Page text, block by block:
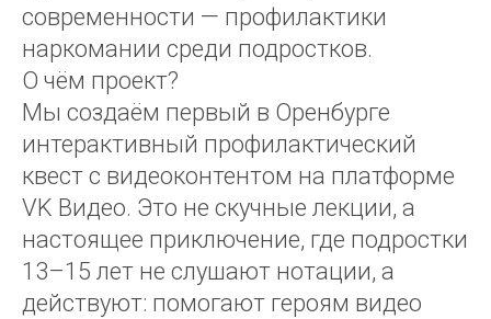
современности — профилактики
наркомании среди подростков.
О чём проект?
Мы создаём первый в Оренбурге
интерактивный профилактический
квест с видеоконтентом на платформе
VK Видео. Это не скучные лекции, а
настоящее приключение, где подростки
13–15 лет не слушают нотации, а
действуют: помогают героям видео